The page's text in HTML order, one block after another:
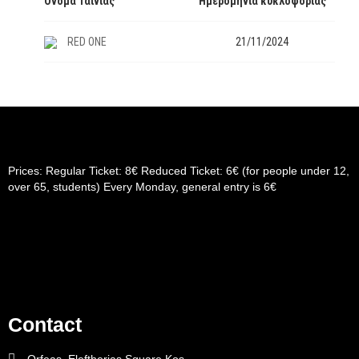
RED ONE 21/11/2024
Prices: Regular Ticket: 8€ Reduced Ticket: 6€ (for people under 12,
over 65, students) Every Monday, general entry is 6€
Contact